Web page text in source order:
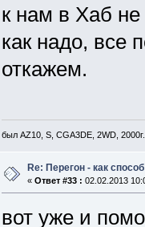
к нам в Хаб не
как надо, все
откажем.
был AZ10, S, CGA3DE, 2WD, 2000г.
Re: Перегон - как
« Ответ #33 : 02.02.2013
вот уже и